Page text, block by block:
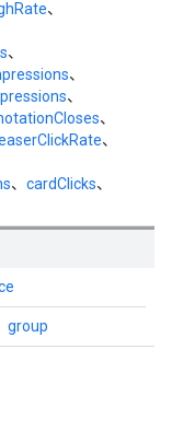
、
、
、
、
、
、
、 cardClicks、
group